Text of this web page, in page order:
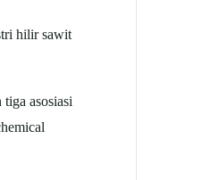
hilir sawit
asosiasi